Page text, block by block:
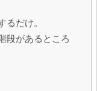
だけ。
段があるところ